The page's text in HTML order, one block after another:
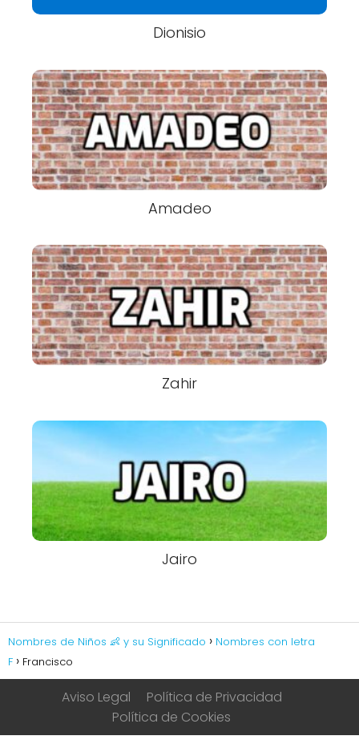
Dionisio
Amadeo
Zahir
Jairo
Nombres de Niños 👶 y su Significado
Nombres con letra
F
Francisco
Aviso Legal
Política de Privacidad
Política de Cookies